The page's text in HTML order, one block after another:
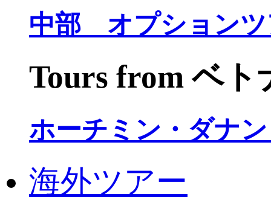
中部 オプションツ
Tours from ベト
ホーチミン・ダナ
海外ツアー